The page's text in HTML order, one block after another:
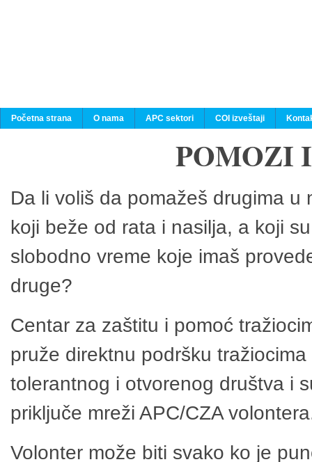
Početna strana O nama APC sektori COI izveštaji
POMOZI
Da li voliš da pomažeš drugima
koji beže od rata i nasilja, a koji
slobodno vreme koje imaš
druge?
Centar za zaštitu i pomoć
pruže direktnu podršku
tolerantnog i otvorenog društva i
priključe mreži APC/CZA
Volonter može biti svako ko je